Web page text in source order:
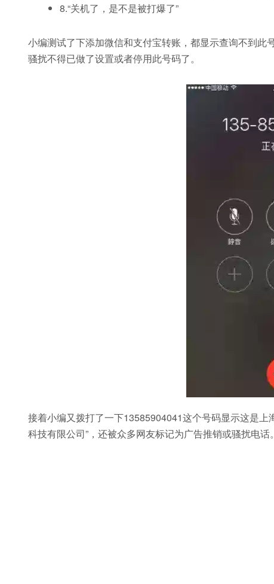
8.“关机了，是不是被打爆了”
小编测试了下添加微信和支付宝转账，都显示查询不到
骚扰不得已做了设置或者停用此号码了。
接着小编又拨打了一下13585904041这个号码显示这是
科技有限公司”，还被众多网友标记为广告推销或骚扰电话。